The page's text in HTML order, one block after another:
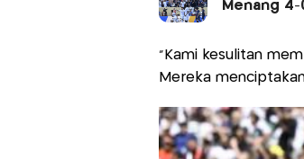
Menang 4-
“Kami kesulitan
Mereka